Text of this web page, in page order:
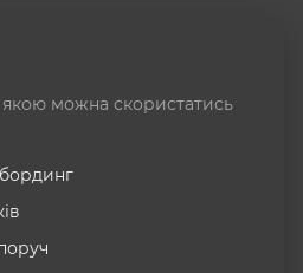
якою можна скористатись